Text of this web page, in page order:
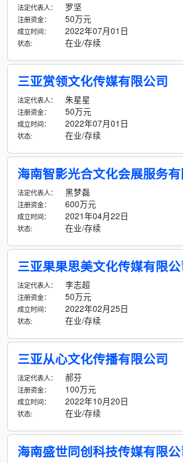
法定代表人： 罗坚
注册资金： 50万元
成立时间： 2022年07月01日
状态: 在业/存续
三亚赏领文化传媒有限公司
法定代表人： 朱星星
注册资金： 50万元
成立时间： 2022年07月01日
状态: 在业/存续
海南智影光合文化会展服务
法定代表人： 黑梦磊
注册资金： 600万元
成立时间： 2021年04月22日
状态: 在业/存续
三亚果果思美文化传媒有限
法定代表人： 李志超
注册资金： 50万元
成立时间： 2022年02月25日
状态: 在业/存续
三亚从心文化传播有限公司
法定代表人： 郝芬
注册资金： 100万元
成立时间： 2022年10月20日
状态: 在业/存续
海南盛世同创科技传媒有限